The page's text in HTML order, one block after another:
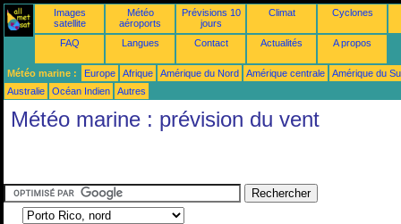
Images
satellite
Météo
aéroports
Prévisions 10
jours
Climat Cyclones
FAQ Langues Contact Actualités A propos
Météo marine : Europe Afrique Amérique du Nord Amérique centrale
Amérique du
Australie
Océan Indien Autres
Météo marine : prévision du vent